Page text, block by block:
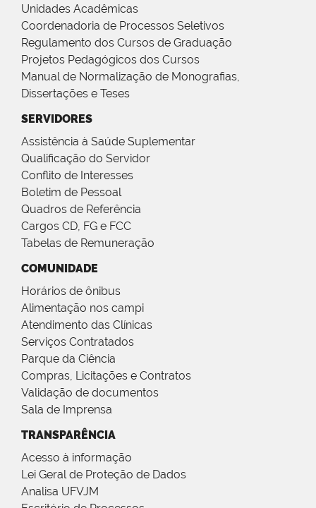
Unidades Acadêmicas
Coordenadoria de Processos Seletivos
Regulamento dos Cursos de Graduação
Projetos Pedagógicos dos Cursos
Manual de Normalização de Monografias,
Dissertações e Teses
SERVIDORES
Assistência à Saúde Suplementar
Qualificação do Servidor
Conflito de Interesses
Boletim de Pessoal
Quadros de Referência
Cargos CD, FG e FCC
Tabelas de Remuneração
COMUNIDADE
Horários de ônibus
Alimentação nos campi
Atendimento das Clínicas
Serviços Contratados
Parque da Ciência
Compras, Licitações e Contratos
Validação de documentos
Sala de Imprensa
TRANSPARÊNCIA
Acesso à informação
Lei Geral de Proteção de Dados
Analisa UFVJM